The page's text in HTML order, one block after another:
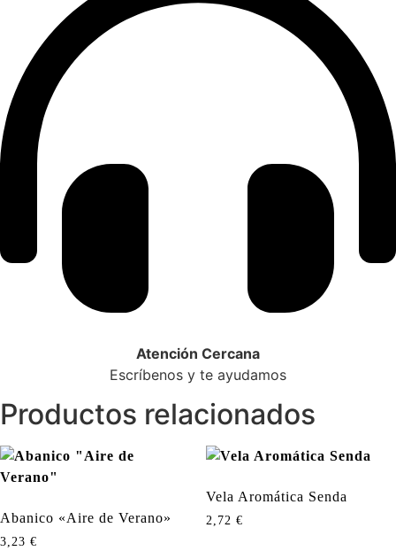
Atención Cercana
Escríbenos y te ayudamos
Productos relacionados
Abanico «Aire de Verano»
3,23 €
Vela Aromática Senda
2,72 €